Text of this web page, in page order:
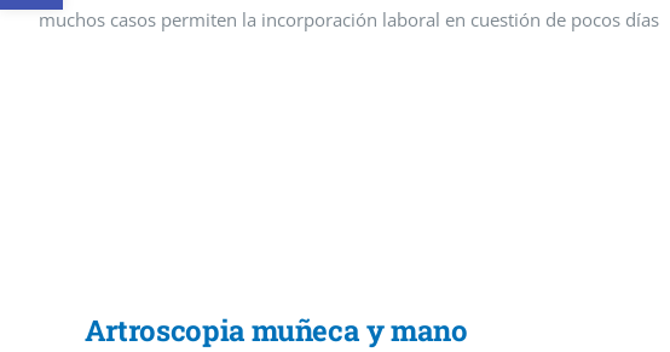
muchos casos permiten la incorporación laboral en cuestión de pocos días
Artroscopia muñeca y mano